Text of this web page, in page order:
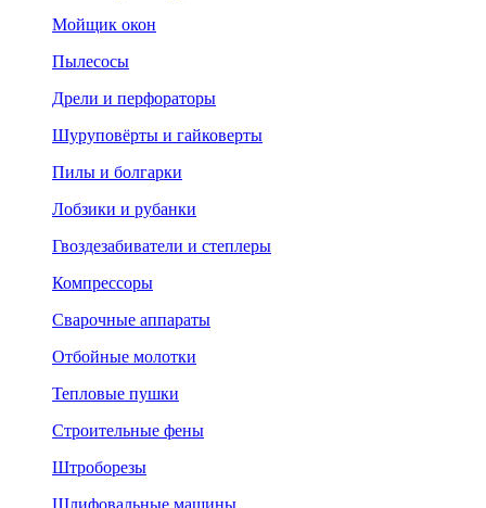
Мойщик окон
Пылесосы
Дрели и перфораторы
Шуруповёрты и гайковерты
Пилы и болгарки
Лобзики и рубанки
Гвоздезабиватели и степлеры
Компрессоры
Сварочные аппараты
Отбойные молотки
Тепловые пушки
Строительные фены
Штроборезы
Шлифовальные машины